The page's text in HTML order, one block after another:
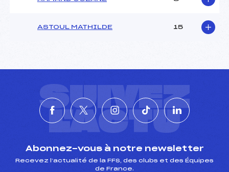
ASTOUL MATHILDE 15
SUIVEZ
L'ACTU
Abonnez-vous à notre newsletter
Recevez l’actualité de la FFS, des clubs et des Équipes
de France.